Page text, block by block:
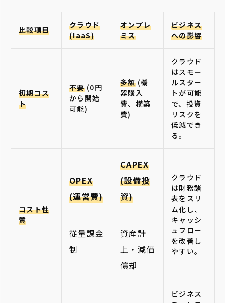
比較項目
クラウド
(IaaS)
オンプレ
ミス
ビジネス
への影響
初期コス
ト
不要(0円
から開始
可能)
多額(機
器購入
費、構築
費)
クラウド
はスモー
ルスター
トが可能
で、投資
リスクを
低減でき
る。
コスト性
質
OPEX
(運営費)
従量課金
制
CAPEX
(設備投
資)
資産計
上・減価
償却
クラウド
は財務諸
表をスリ
ム化し、
キャッシ
ュフロー
を改善し
やすい。
ビジネス